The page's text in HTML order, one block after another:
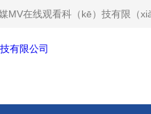
MV在线观看科（kē）技有限（